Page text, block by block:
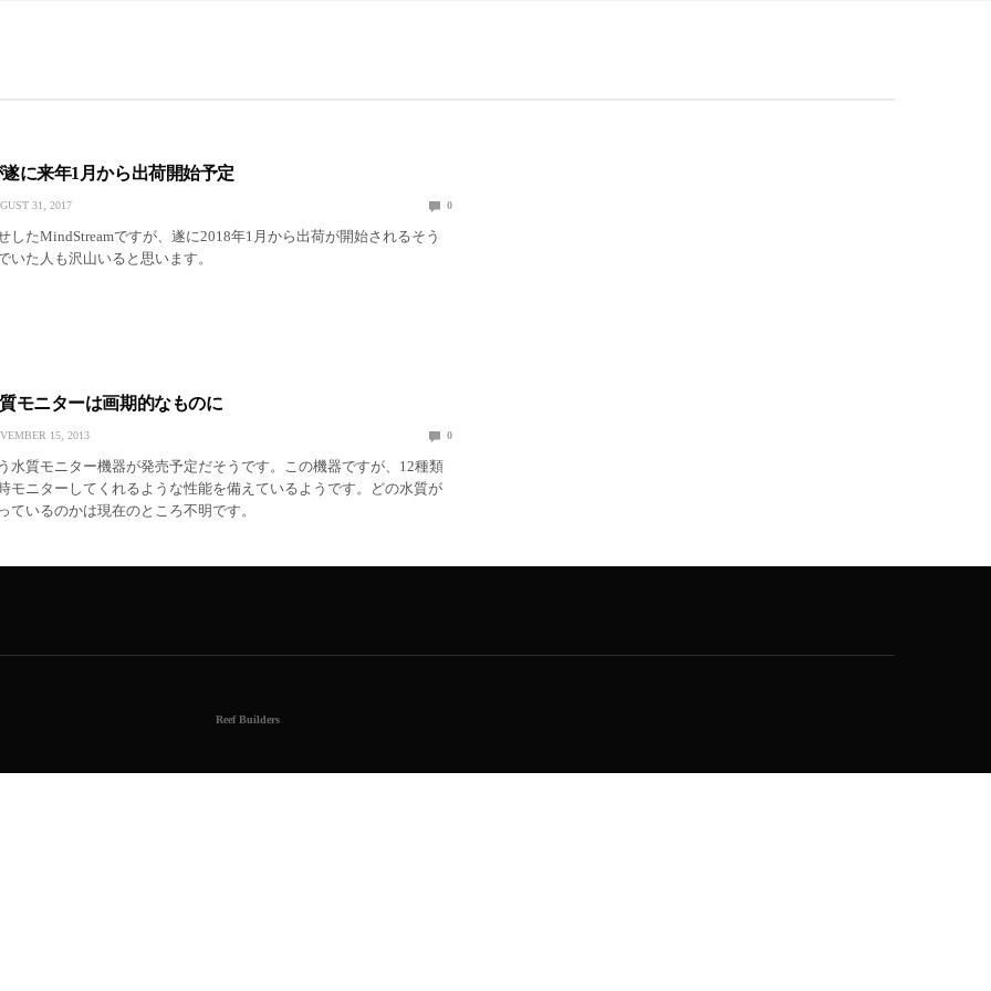
に来年1月から出荷開始予定
31, 2017 0
したMindStreamですが、遂に2018年1月から出荷が開始されるそう
いた人も沢山いると思います。
モニターは画期的なものに
15, 2013 0
水質モニター機器が発売予定だそうです。この機器ですが、12種類
モニターしてくれるような性能を備えているようです。どの水質が
ているのかは現在のところ不明です。
Reef Builders